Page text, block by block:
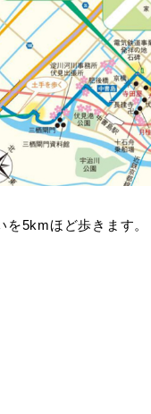
5kmほど歩きます。